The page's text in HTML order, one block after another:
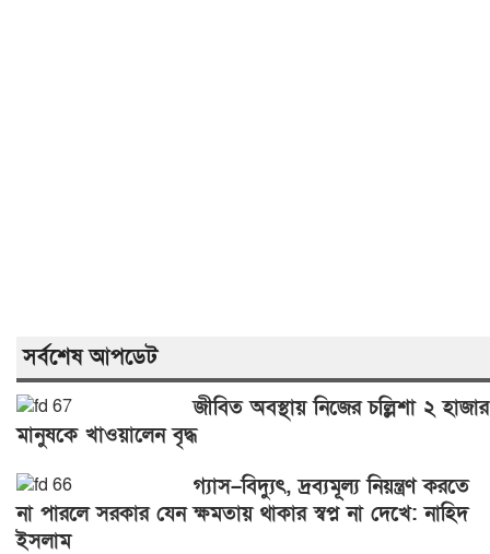
সর্বশেষ আপডেট
জীবিত অবস্থায় নিজের চল্লিশা ২ হাজার
মানুষকে খাওয়ালেন বৃদ্ধ
গ্যাস–বিদ্যুৎ, দ্রব্যমূল্য নিয়ন্ত্রণ করতে
না পারলে সরকার যেন ক্ষমতায় থাকার স্বপ্ন না দেখে: নাহিদ
ইসলাম